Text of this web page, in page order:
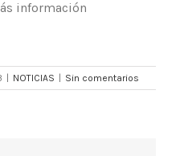
información
NOTICIAS Sin comentarios